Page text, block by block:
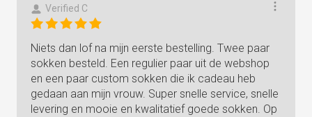
Verified C
Niets dan lof na mijn eerste bestelling. Twee paar
sokken besteld. Een regulier paar uit de webshop
en een paar custom sokken die ik cadeau heb
gedaan aan mijn vrouw. Super snelle service, snelle
levering en mooie en kwalitatief goede sokken. Op